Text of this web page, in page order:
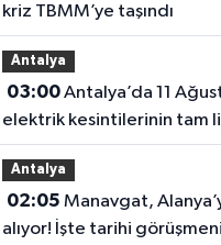
kriz TBMM’ye taşındı
Antalya
03:00Antalya’da 11 Ağustos 2026
elektrik kesintilerinin tam
Antalya
02:05
alıyor! İşte tarihi